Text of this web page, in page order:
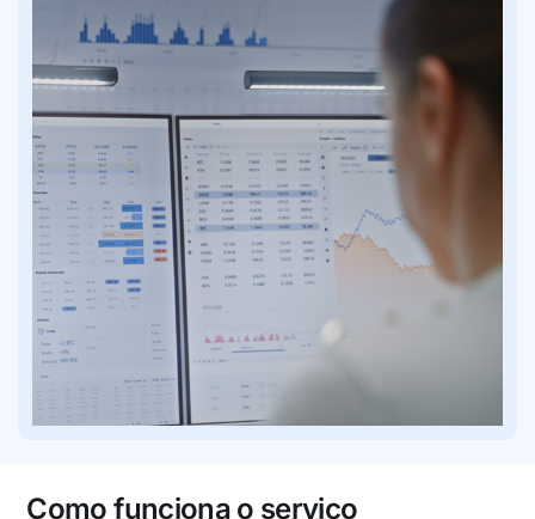
Como funciona o serviço